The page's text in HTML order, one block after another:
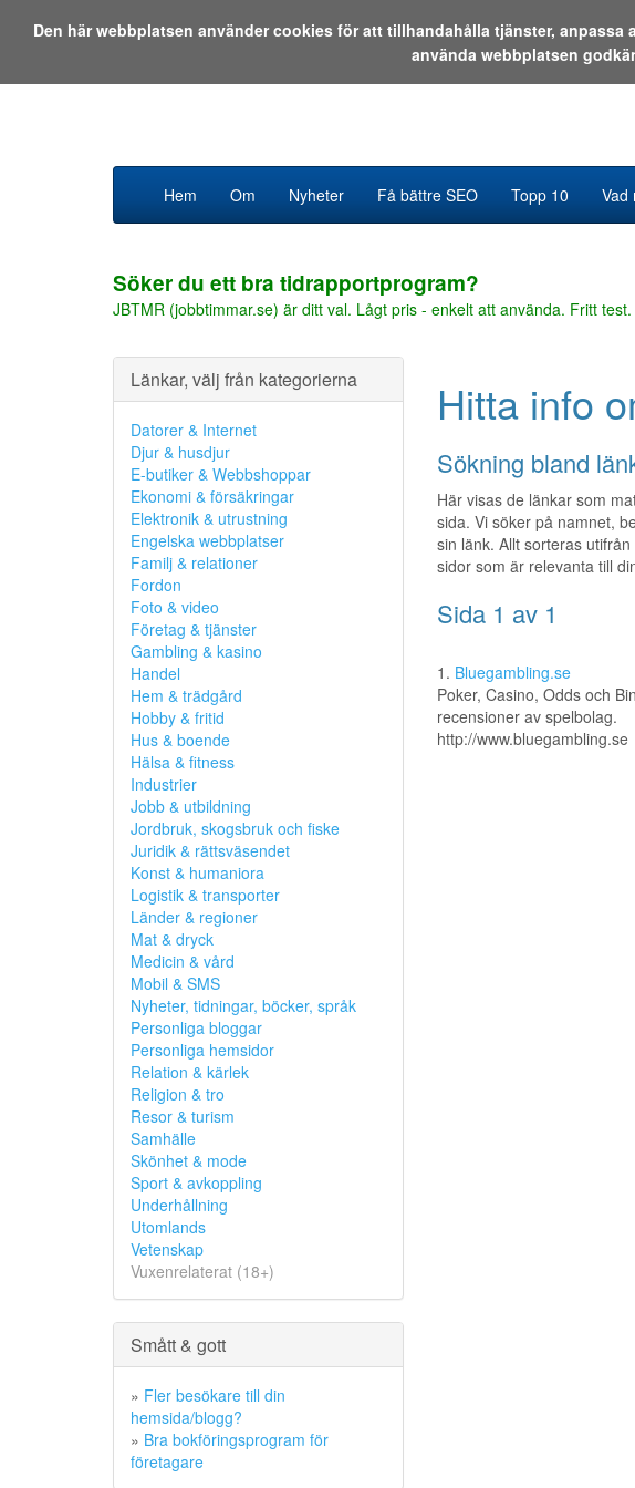
Hem Om Nyheter Få bättre SEO Topp 10 Vad
Söker du ett bra tidrapportprogram?
JBTMR (jobbtimmar.se) är ditt val. Lågt pris - enkelt att använda. Fritt test.
Länkar, välj från kategorierna
Datorer & Internet
Djur & husdjur
E-butiker & Webbshoppar
Ekonomi & försäkringar
Elektronik & utrustning
Engelska webbplatser
Familj & relationer
Fordon
Foto & video
Företag & tjänster
Gambling & kasino
Handel
Hem & trädgård
Hobby & fritid
Hus & boende
Hälsa & fitness
Industrier
Jobb & utbildning
Jordbruk, skogsbruk och fiske
Juridik & rättsväsendet
Konst & humaniora
Logistik & transporter
Länder & regioner
Mat & dryck
Medicin & vård
Mobil & SMS
Nyheter, tidningar, böcker, språk
Personliga bloggar
Personliga hemsidor
Relation & kärlek
Religion & tro
Resor & turism
Samhälle
Skönhet & mode
Sport & avkoppling
Underhållning
Utomlands
Vetenskap
Vuxenrelaterat (18+)
Smått & gott
» Fler besökare till din
hemsida/blogg?
» Bra bokföringsprogram för
företagare
Hitta info
Sökning bland
Här visas de länkar som
sida. Vi söker på namnet,
sin länk. Allt sorteras
sidor som är relevanta till
Sida 1 av 1
1. Bluegambling.se
Poker, Casino, Odds och
recensioner av spelbolag.
http://www.bluegambling.se
Den här webbplatsen använder cookies för att tillhandahålla tjänster,
använda webbplatsen